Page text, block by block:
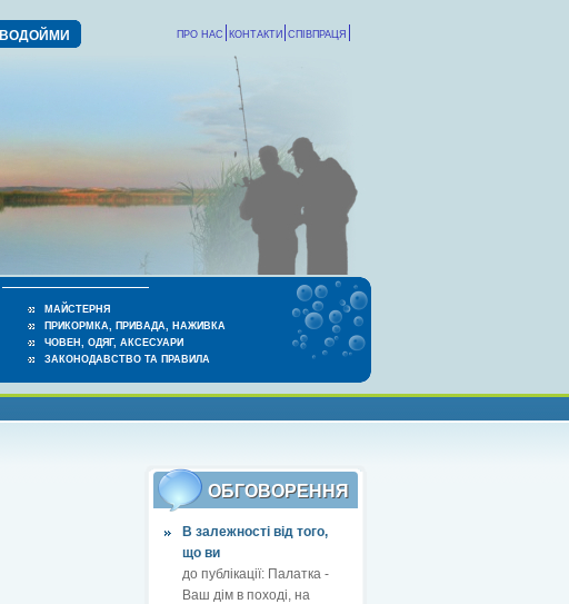
ВОДОЙМИ СПІВПРАЦЯ
КОНТАКТИ
ПРО НАС
МАЙСТЕРНЯ
ПРИКОРМКА, ПРИВАДА, НАЖИВКА
ЧОВЕН, ОДЯГ, АКСЕСУАРИ
ЗАКОНОДАВСТВО ТА ПРАВИЛА
ОБГОВОРЕННЯ
В залежності від того,
що ви
до публікації: Палатка -
Ваш дім в поході, на